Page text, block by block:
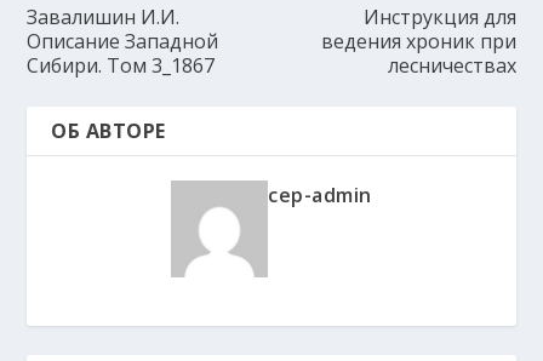
Завалишин И.И.
Описание Западной
Сибири. Том 3_1867
Инструкция для
ведения хроник при
лесничествах
ОБ АВТОРЕ
cep-admin